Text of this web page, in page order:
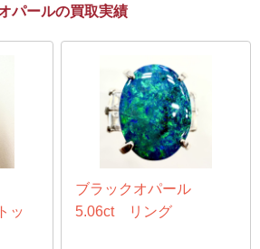
パールの買取実績
ッ
ブラックオパール
5.06ct リング